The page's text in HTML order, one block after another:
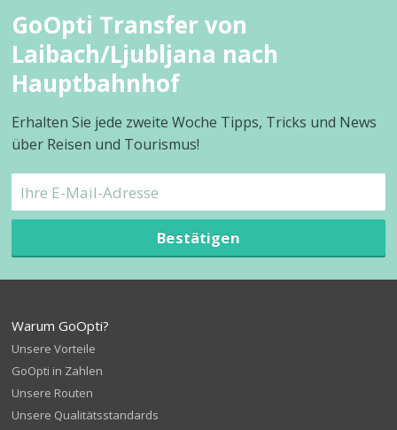
GoOpti Transfer von
Laibach/Ljubljana nach
Hauptbahnhof
Erhalten Sie jede zweite Woche Tipps, Tricks und News
über Reisen und Tourismus!
Bestätigen
Warum GoOpti?
Unsere Vorteile
GoOpti in Zahlen
Unsere Routen
Unsere Qualitätsstandards